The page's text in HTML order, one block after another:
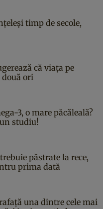
timp de secole,
că viața pe
ori
3, o mare păcăleală?
studiu!
păstrate la rece,
prima dată
una dintre cele mai